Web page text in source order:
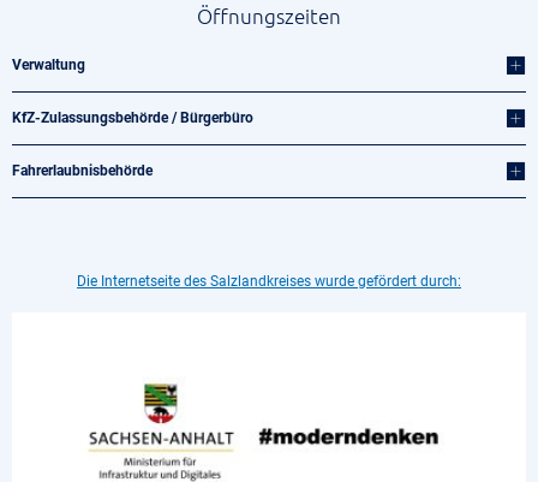
Öffnungszeiten
Verwaltung
KfZ-Zulassungsbehörde / Bürgerbüro
Fahrerlaubnisbehörde
Die Internetseite des Salzlandkreises wurde gefördert durch: